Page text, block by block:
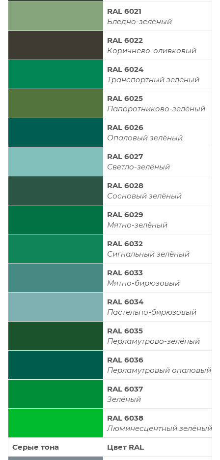
RAL 6021
Бледно-зелёный
RAL 6022
Коричнево-оливковый
RAL 6024
Транспортный зелёный
RAL 6025
Папоротниково-зелёный
RAL 6026
Опаловый зелёный
RAL 6027
Светло-зелёный
RAL 6028
Сосновый зелёный
RAL 6029
Мятно-зелёный
RAL 6032
Сигнальный зелёный
RAL 6033
Мятно-бирюзовый
RAL 6034
Пастельно-бирюзовый
RAL 6035
Перламутрово-зелёный
RAL 6036
Перламутровый опаловый
RAL 6037
Зелёный
RAL 6038
Люминесцентный зелёный
Серые тона
Цвет RAL